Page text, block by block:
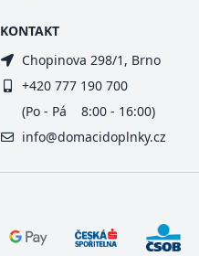
KONTAKT
Chopinova 298/1, Brno
+420 777 190 700
(Po - Pá 8:00 - 16:00)
info@domacidoplnky.cz